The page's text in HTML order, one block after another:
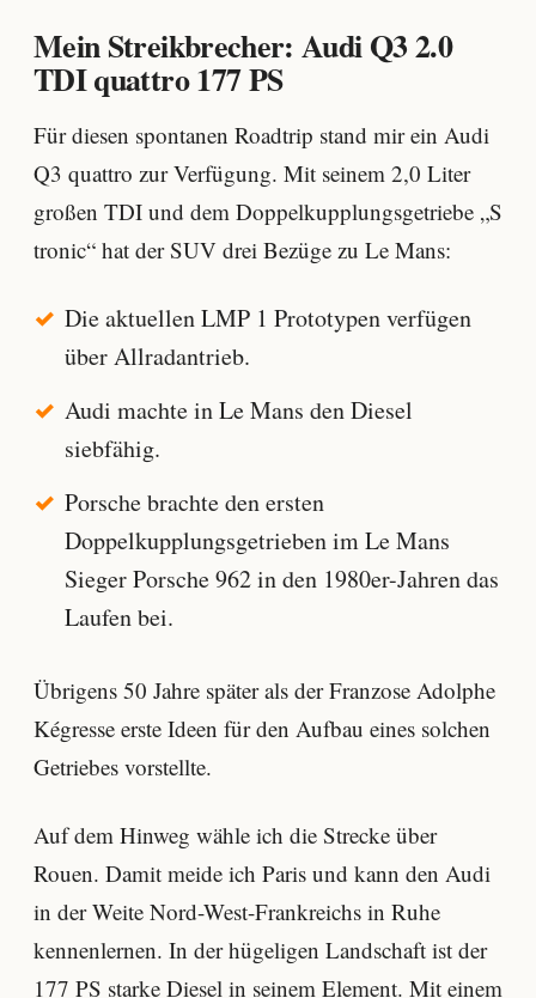
Mein Streikbrecher: Audi Q3 2.0
TDI quattro 177 PS
Für diesen spontanen Roadtrip stand mir ein Audi
Q3 quattro zur Verfügung. Mit seinem 2,0 Liter
großen TDI und dem Doppelkupplungsgetriebe „S
tronic“ hat der SUV drei Bezüge zu Le Mans:
Die aktuellen LMP 1 Prototypen verfügen
über Allradantrieb.
Audi machte in Le Mans den Diesel
siebfähig.
Porsche brachte den ersten
Doppelkupplungsgetrieben im Le Mans
Sieger Porsche 962 in den 1980er-Jahren das
Laufen bei.
Übrigens 50 Jahre später als der Franzose Adolphe
Kégresse erste Ideen für den Aufbau eines solchen
Getriebes vorstellte.
Auf dem Hinweg wähle ich die Strecke über
Rouen. Damit meide ich Paris und kann den Audi
in der Weite Nord-West-Frankreichs in Ruhe
kennenlernen. In der hügeligen Landschaft ist der
177 PS starke Diesel in seinem Element. Mit einem